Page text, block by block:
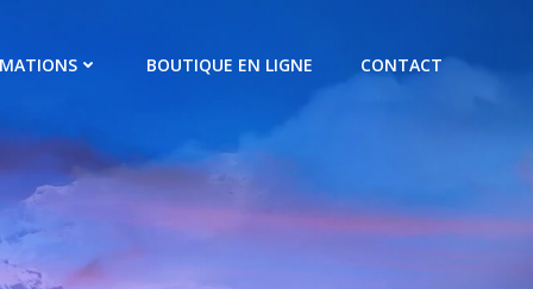
BOUTIQUE EN LIGNE CONTACT